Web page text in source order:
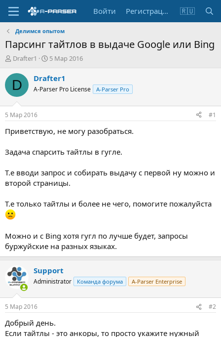
Войти Регистрация 🇷🇺
Делимся опытом
Парсинг тайтлов в выдаче Google или Bing
А
т
о
т
е
м
ы
Drafter1
Д
т
н
а
л
5 Мар 2016
D Drafter1
A-Parser Pro License A-Parser Pro
5 Мар 2016 #1
Приветствую, не могу разобраться.
Задача спарсить тайтлы в гугле.
Т.е вводи запрос и собирать выдачу с первой ну можно и
второй страницы.
Т.е только тайтлы и более не чего, помогите пожалуйста
Можно и с Bing хотя гугл по лучше будет, запросы
буржуйские на разных языках.
Support
Administrator Команда форума A-Parser Enterprise
5 Мар 2016 #2
Добрый день.
Если тайтлы - это анкоры, то просто укажите нужный